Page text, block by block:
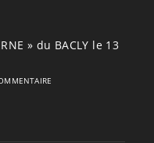
» du BACLY le 13